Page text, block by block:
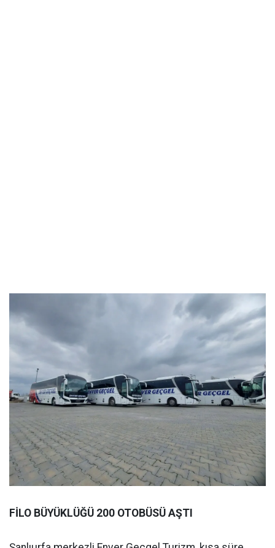
FİLO BÜYÜKLÜĞÜ 200 OTOBÜSÜ AŞTI